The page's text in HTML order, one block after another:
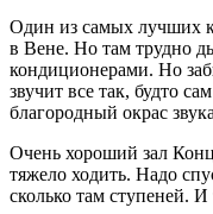
Один из самых лучших
в Вене. Но там трудно
кондиционерами. Но
звучит все так, будто
благородный окрас
Очень хороший зал
тяжело ходить. Надо
сколько там ступеней.